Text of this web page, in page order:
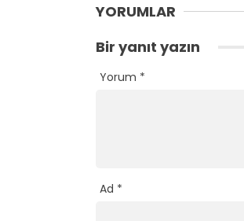
YORUMLAR
Bir yanıt yazın
Yorum *
Ad *